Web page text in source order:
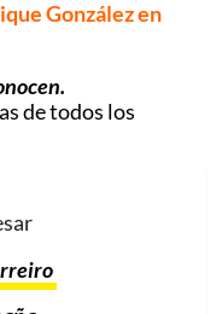
González en
de todos los